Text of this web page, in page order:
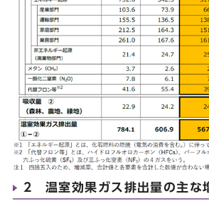
2 温室効果ガス排出量の主な